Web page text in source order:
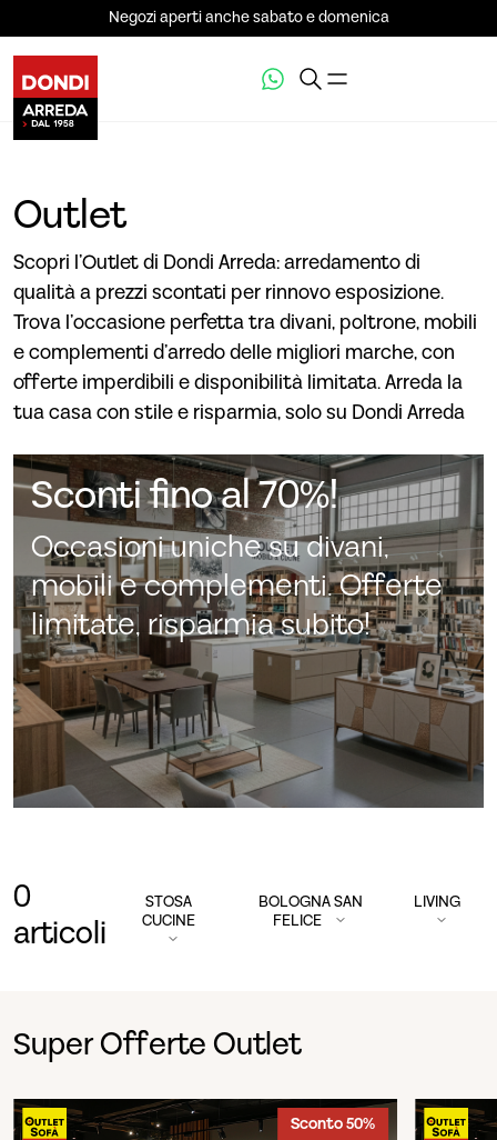
Negozi aperti anche sabato e domenica
Outlet
Scopri l’Outlet di Dondi Arreda: arredamento di
qualità a prezzi scontati per rinnovo esposizione.
Trova l’occasione perfetta tra divani, poltrone, mobili
e complementi d’arredo delle migliori marche, con
offerte imperdibili e disponibilità limitata. Arreda la
tua casa con stile e risparmia, solo su Dondi Arreda
Sconti fino al 70%!
Occasioni uniche su divani,
mobili e complementi. Offerte
limitate, risparmia subito!
0
articoli
STOSA
CUCINE
BOLOGNA SAN
FELICE
LIVING
Super Offerte Outlet
Sconto 50%